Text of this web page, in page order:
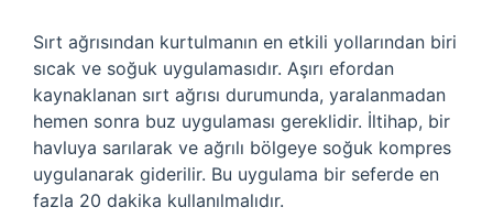
Sırt ağrısından kurtulmanın en etkili yollarından biri
sıcak ve soğuk uygulamasıdır. Aşırı efordan
kaynaklanan sırt ağrısı durumunda, yaralanmadan
hemen sonra buz uygulaması gereklidir. İltihap, bir
havluya sarılarak ve ağrılı bölgeye soğuk kompres
uygulanarak giderilir. Bu uygulama bir seferde en
fazla 20 dakika kullanılmalıdır.